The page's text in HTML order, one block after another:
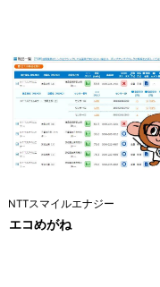
NTTスマイルエナジー
エコめがね